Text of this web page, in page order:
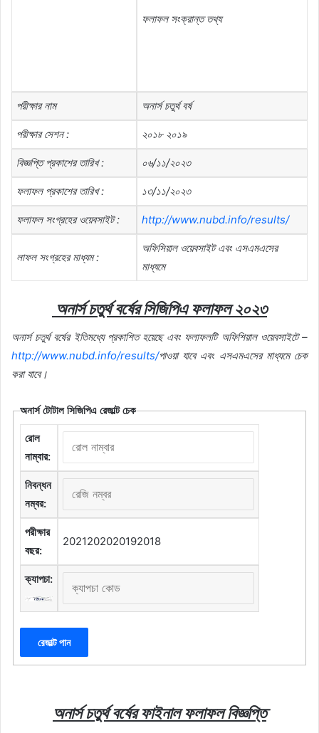
ফলাফল সংক্রান্ত তথ্য
পরীক্ষার নাম অনার্স চতুর্থ বর্ষ
পরীক্ষার সেশন: ২০১৮ ২০১৯
বিজ্ঞপ্তি প্রকাশের তারিখ: ০৬/১১/২০২৩
ফলাফল প্রকাশের তারিখ: ১৩/১১/২০২৩
ফলাফল সংগ্রহের ওয়েবসাইট: http://www.nubd.info/results/
লাফল সংগ্রহের মাধ্যম:
অফিসিয়াল ওয়েবসাইট এবং এসএমএসের
মাধ্যমে
অনার্সচতুর্থবর্ষেরসিজিপিএ ফলাফল ২০২৩
অনার্স চতুর্থ বর্ষের ইতিমধ্যে প্রকাশিত হয়েছে এবং ফলাফলটি অফিশিয়াল ওয়েবসাইটে–
http://www.nubd.info/results/পাওয়া যাবে এবং এসএমএসের মাধ্যমে চেক
করা যাবে।
অনার্স টোটাল সিজিপিএ রেজাল্ট চেক
রোল
নাম্বার:
নিবন্ধন
নম্বর:
পরীক্ষার
বছর:
2021202020192018
ক্যাপচা:
অনার্সচতুর্থবর্ষের ফাইনাল ফলাফলবিজ্ঞপ্তি